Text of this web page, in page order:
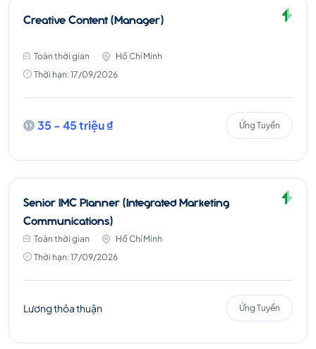
Creative Content (Manager)
Toàn thời gian
Hồ Chí Minh
Thời hạn: 17/09/2026
35 - 45 triệu ₫ Ứng Tuyển
Senior IMC Planner (Integrated Marketing
Communications)
Toàn thời gian
Hồ Chí Minh
Thời hạn: 17/09/2026
Lương thỏa thuận Ứng Tuyển